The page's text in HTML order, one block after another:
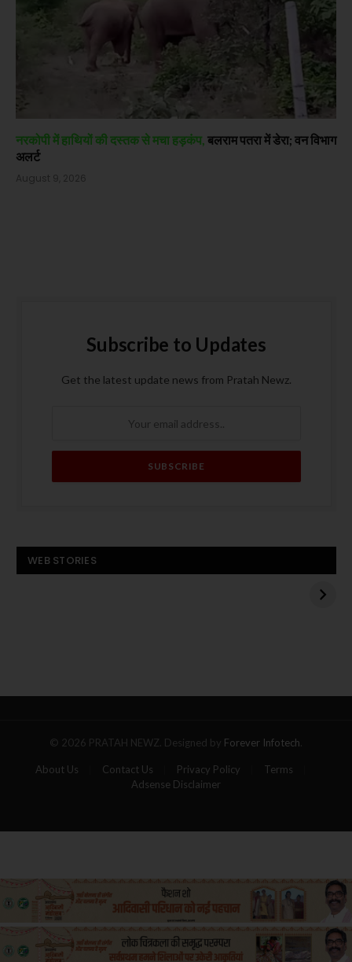
नरकोपी में हाथियों की दस्तक से मचा हड़कंप, बलराम पतरा में डेरा; वन विभाग
अलर्ट
August 9, 2026
Subscribe to Updates
Get the latest update news from Pratah Newz.
WEB STORIES
बस बनी आग का गोला, पांच
यात्रियों की मौत
पहले हमास का अमेरिकी
© 2026 PRATAH NEWZ. Designed by Forever Infotech.
About Us Contact Us Privacy Policy
Terms
Adsense Disclaimer